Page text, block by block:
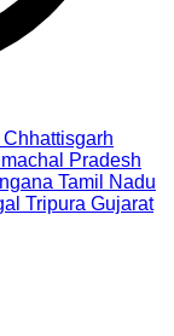
Chhattisgarh
Pradesh
Tamil Nadu
Tripura Gujarat